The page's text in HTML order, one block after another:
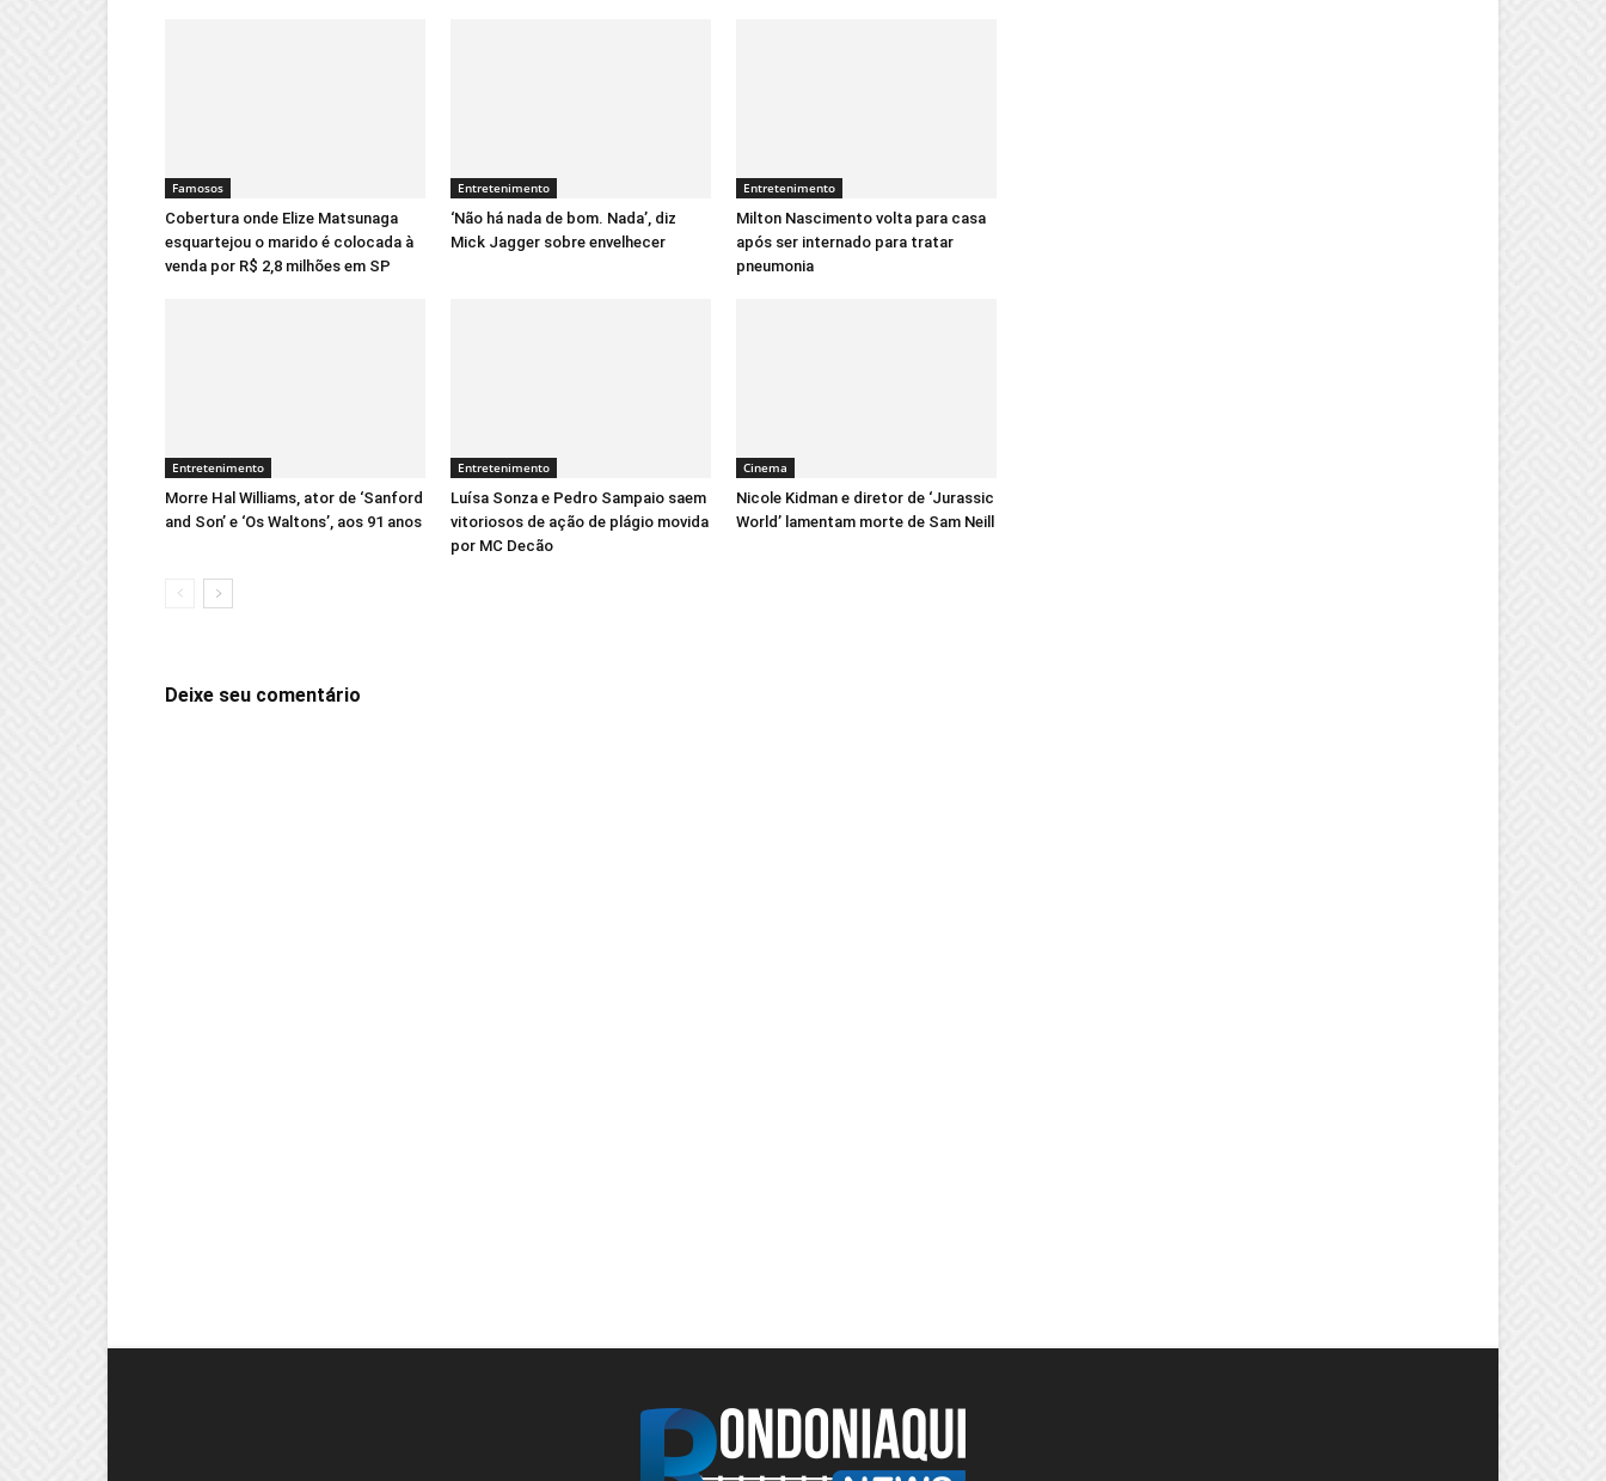
Famosos
Cobertura onde Elize Matsunaga
esquartejou o marido é colocada à
venda por R$ 2,8 milhões em SP
Entretenimento
‘Não há nada de bom. Nada’, diz
Mick Jagger sobre envelhecer
Entretenimento
Milton Nascimento volta para casa
após ser internado para tratar
pneumonia
Entretenimento
Morre Hal Williams, ator de ‘Sanford
and Son’ e ‘Os Waltons’, aos 91 anos
Entretenimento
Luísa Sonza e Pedro Sampaio saem
vitoriosos de ação de plágio movida
por MC Decão
Cinema
Nicole Kidman e diretor de ‘Jurassic
World’ lamentam morte de Sam Neill
Deixe seu comentário